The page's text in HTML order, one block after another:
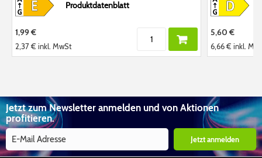
Produktdatenblatt
1,99 €
2,37 € inkl. MwSt
5,60 €
6,66 €inkl.
Jetzt zum Newsletter anmelden und von Aktionen
profitieren.
Jetzt anmelden